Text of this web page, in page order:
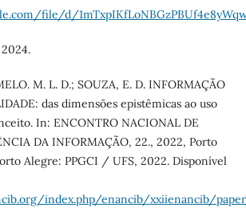
file/d/
M. L. D.; SOUZA, E. D. INFORMAÇÃO
das dimensões epistêmicas ao uso
In: ENCONTRO NACIONAL DE
DA INFORMAÇÃO, 22., 2022, Porto
Alegre: PPGCI / UFS, 2022. Disponível
index.php/enancib/xxiienancib/